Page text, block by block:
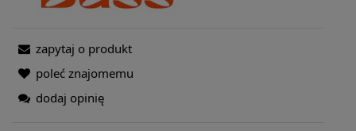
zapytaj o produkt
poleć znajomemu
dodaj opinię